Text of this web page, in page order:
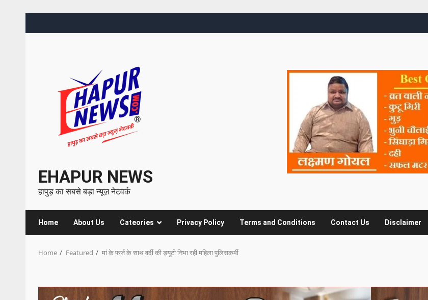
EHAPUR NEWS
हापुड़ का सबसे बड़ा न्यूज़ नेटवर्क
Home About Us Cateories Privacy Policy Terms and Conditions Contact Us Disclaimer
Home Featured मां के फर्ज के साथ वर्दी की ड्यूटी निभा रही महिला पुलिसकर्मी